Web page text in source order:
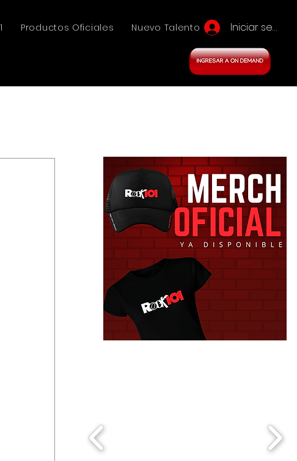
Productos Oficiales Nuevo Talento Iniciar sesión